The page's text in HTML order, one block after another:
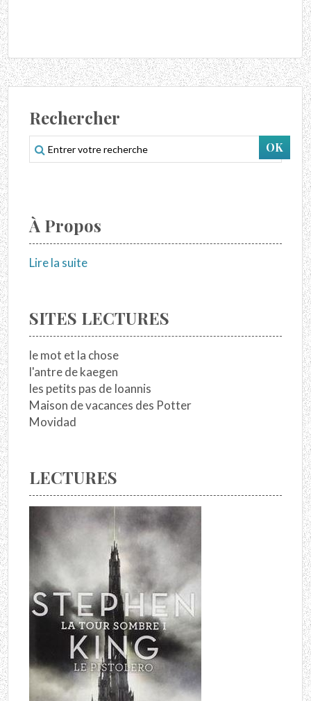
Rechercher
À Propos
Lire la suite
SITES LECTURES
le mot et la chose
l'antre de kaegen
les petits pas de Ioannis
Maison de vacances des Potter
Movidad
LECTURES